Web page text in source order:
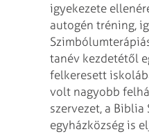
igyekezete
autogén tréning,
tanév kezdetétől
felkeresett
volt nagyobb
szervezet, a Biblia
egyházközség is